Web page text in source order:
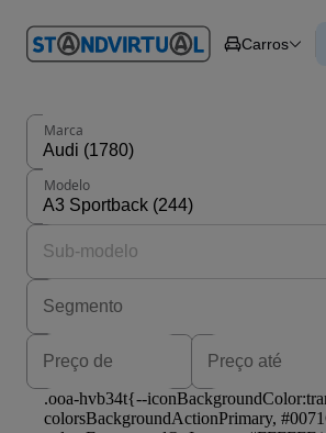
em
Carros Carros
Carros
Marca
Modelo